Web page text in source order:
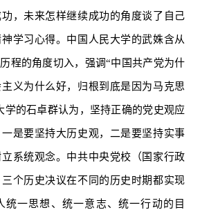
，未来怎样继续成功的角度谈了自己
学习心得。中国人民大学的武姝含从
程的角度切入，强调“中国共产党为什
义为什么好，归根到底是因为马克思
学的石卓群认为，坚持正确的党史观应
是要坚持大历史观，二是要坚持实事
系统观念。中共中央党校（国家行政
个历史决议在不同的历史时期都实现
统一思想、统一意志、统一行动的目